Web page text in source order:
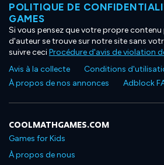
POLITIQUE DE
GAMES
Si vous pensez que votre propre
d'auteur se trouve sur notre site sans
suivre ceciProcédure d'avis de violation
Avis à la collecte
Conditions
À propos de nos annonces
Adblock
COOLMATHGAMES.COM
Games for Kids
À propos de nous